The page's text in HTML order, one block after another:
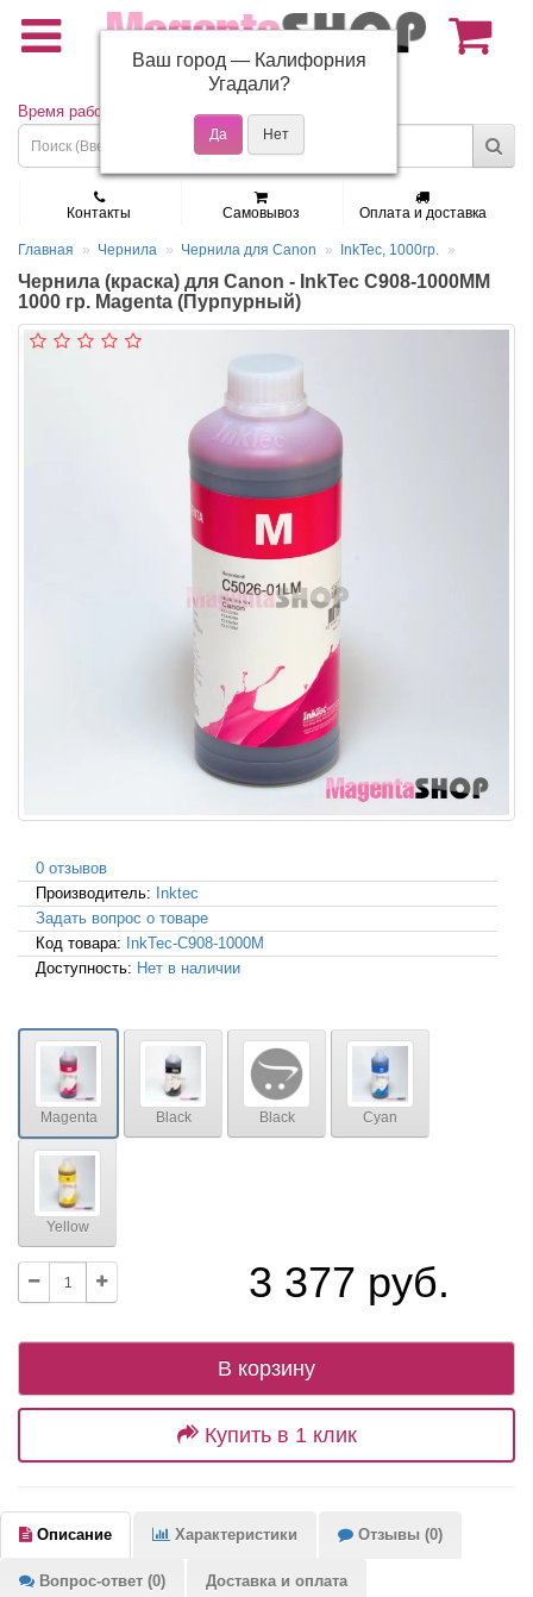
(495) 150-01-37
Время работы: Пн - Пт 9:30 - 19:00
Контакты Самовывоз Оплата и доставка
Главная Чернила Чернила для Canon InkTec, 1000гр.
Чернила (краска) для Canon - InkTec C908-1000MM
1000 гр. Magenta (Пурпурный)
0 отзывов
Производитель: Inktec
Задать вопрос о товаре
Код товара: InkTec-C908-1000M
Доступность: Нет в наличии
Magenta Black Black Cyan
Yellow
3 377 руб.
В корзину
Купить в 1 клик
Описание Характеристики Отзывы (0)
Вопрос-ответ (0) Доставка и оплата
Ваш город — Калифорния
Угадали?